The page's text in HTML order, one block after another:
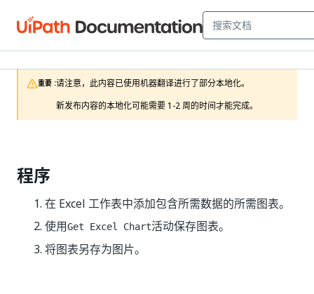
重要 :请注意，此内容已使用机器翻译进行了部分本地化。
新发布内容的本地化可能需要 1-2 周的时间才能完成。
程序
在 Excel 工作表中添加包含所需数据的所需图表。
使用Get Excel Chart活动保存图表。
将图表另存为图片。